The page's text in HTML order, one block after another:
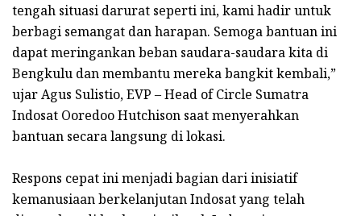
tengah situasi darurat seperti ini, kami hadir untuk
berbagi semangat dan harapan. Semoga bantuan ini
dapat meringankan beban saudara-saudara kita di
Bengkulu dan membantu mereka bangkit kembali,”
ujar Agus Sulistio, EVP – Head of Circle Sumatra
Indosat Ooredoo Hutchison saat menyerahkan
bantuan secara langsung di lokasi.
Respons cepat ini menjadi bagian dari inisiatif
kemanusiaan berkelanjutan Indosat yang telah